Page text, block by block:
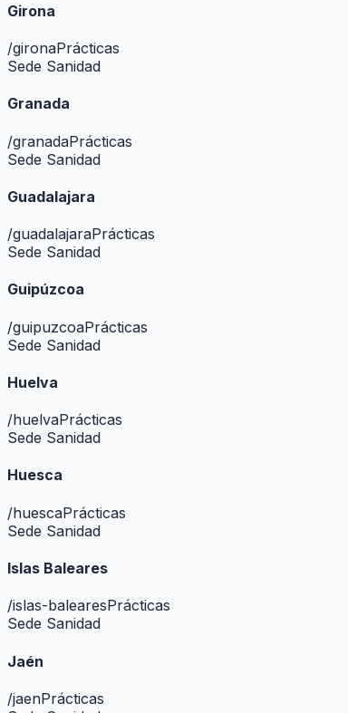
Girona
/gironaPrácticas
Sede Sanidad
Granada
/granadaPrácticas
Sede Sanidad
Guadalajara
/guadalajaraPrácticas
Sede Sanidad
Guipúzcoa
/guipuzcoaPrácticas
Sede Sanidad
Huelva
/huelvaPrácticas
Sede Sanidad
Huesca
/huescaPrácticas
Sede Sanidad
Islas Baleares
/islas-balearesPrácticas
Sede Sanidad
Jaén
/jaenPrácticas